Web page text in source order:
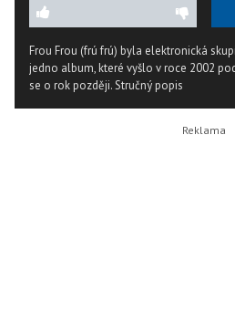
Frou Frou (frú frú) byla elektronická
jedno album, které vyšlo v roce 2002
se o rok později.Stručný popis